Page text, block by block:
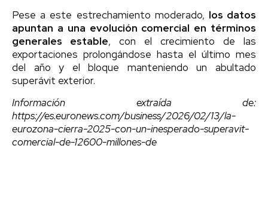
Pese a este estrechamiento moderado, los datos
apuntan a una evolución comercial en términos
generales estable, con el crecimiento de las
exportaciones prolongándose hasta el último mes
del año y el bloque manteniendo un abultado
superávit exterior.
Información extraída de:
https://es.euronews.com/business/2026/02/13/la-
eurozona-cierra-2025-con-un-inesperado-superavit-
comercial-de-12600-millones-de